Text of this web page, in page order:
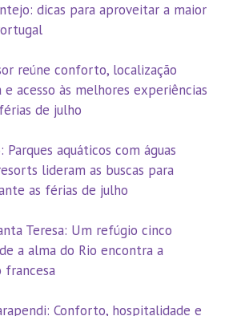
dicas para aproveitar a maior
reúne conforto, localização
acesso às melhores experiências
de julho
Parques aquáticos com águas
lideram as buscas para
as férias de julho
Teresa: Um refúgio cinco
a alma do Rio encontra a
francesa
Conforto, hospitalidade e